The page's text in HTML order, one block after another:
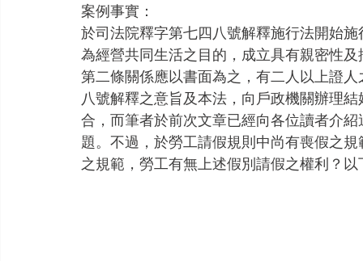
案例事實：
於司法院釋字第七四八號解釋施行法開始
為經營共同生活之目的，成立具有親密性
第二條關係應以書面為之，有二人以上證
八號解釋之意旨及本法，向戶政機關辦理
合，而筆者於前次文章已經向各位讀者介
題。不過，於勞工請假規則中尚有喪假之
之規範，勞工有無上述假別請假之權利？